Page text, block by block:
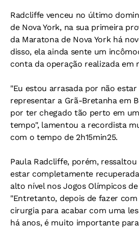
Radcliffe venceu no último
de Nova York, na sua primeira
da Maratona de Nova York há
disso, ela ainda sente um
conta da operação realizada em
"Eu estou arrasada por não
representar a Grã-Bretanha em
por ter chegado tão perto em
tempo", lamentou a recordista
com o tempo de 2h15min25.
Paula Radcliffe, porém,
estar completamente
alto nível nos Jogos Olímpicos de
"Entretanto, depois de fazer com
cirurgia para acabar com uma
há anos, é muito importante